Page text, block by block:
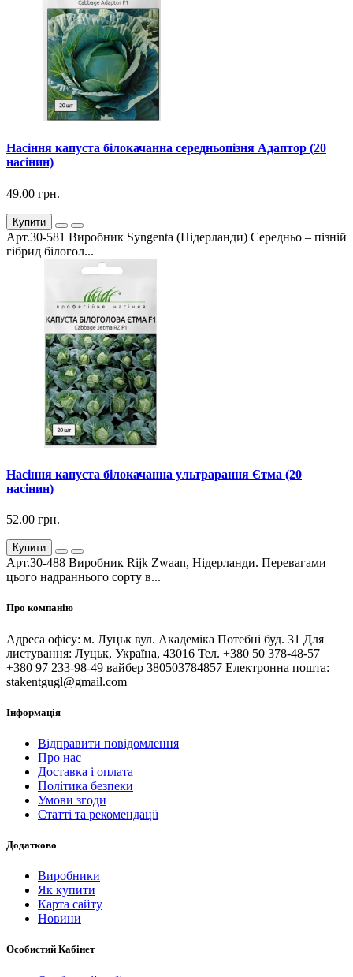
Насіння капуста білокачанна середньопізня Адаптор (20
насінин)
49.00 грн.
Купити
Арт.30-581 Виробник Syngenta (Нідерланди) Середньо – пізній
гібрид білогол...
Насіння капуста білокачанна ультрарання Єтма (20
насінин)
52.00 грн.
Купити
Арт.30-488 Виробник Rijk Zwaan, Нідерланди. Перевагами
цього надраннього сорту в...
Про компанію
Адреса офісу: м. Луцьк вул. Академіка Потебні буд. 31 Для
листування: Луцьк, Україна, 43016 Тел. +380 50 378-48-57
+380 97 233-98-49 вайбер 380503784857 Електронна пошта:
stakentgugl@gmail.com
Інформація
Відправити повідомлення
Про нас
Доставка і оплата
Політика безпеки
Умови згоди
Статті та рекомендації
Додатково
Виробники
Як купити
Карта сайту
Новини
Особистий Кабінет